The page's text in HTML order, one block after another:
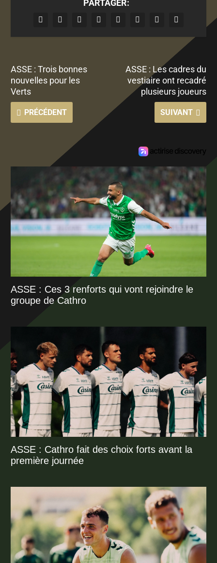
PARTAGER:
ASSE : Trois bonnes
nouvelles pour les
Verts
PRÉCÉDENT
ASSE : Les cadres du
vestiaire ont recadré
plusieurs joueurs
SUIVANT
ASSE : Ces 3 renforts qui vont rejoindre le
groupe de Cathro
ASSE : Cathro fait des choix forts avant la
première journée